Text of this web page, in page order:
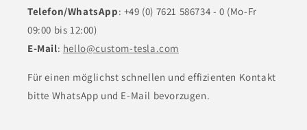
Telefon/WhatsApp: +49 (0) 7621 586734 - 0 (Mo-Fr
09:00 bis 12:00)
E-Mail: hello@custom-tesla.com
Für einen möglichst schnellen und effizienten Kontakt
bitte WhatsApp und E-Mail bevorzugen.